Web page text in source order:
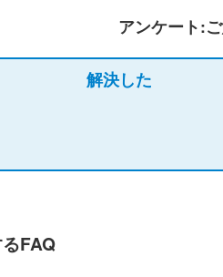
アンケート:
解決した
FAQ